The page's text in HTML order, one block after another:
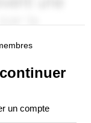
un compte